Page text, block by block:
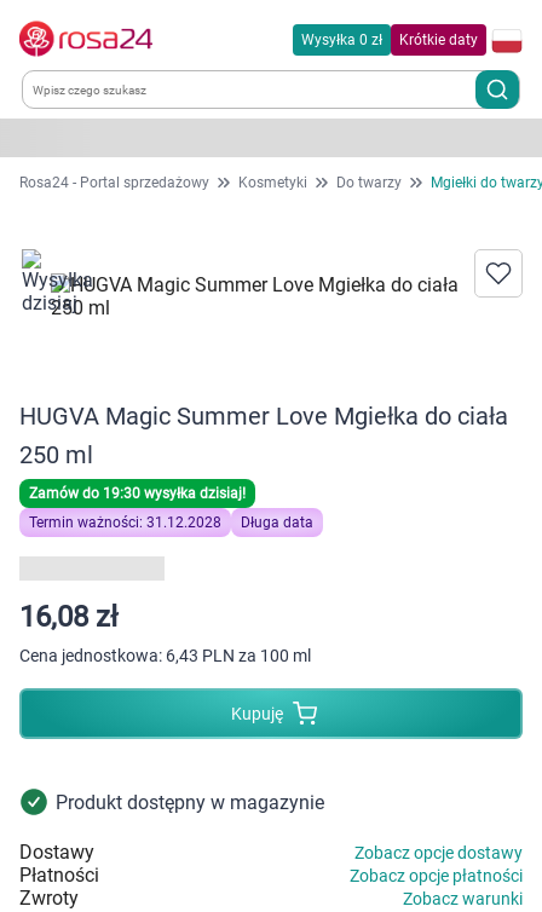
Wysyłka 0 zł Krótkie daty
Kategorie
Dla zwierząt
Zdrowie
Kobieta w ciąży i mama
Dziecko
Higiena
Kosmetyki
Mężczyzna
Zdrowy styl życia
Zabawki
Rosa24 - Portal sprzedażowy Kosmetyki Do twarzy Mgiełki do
HUGVA Magic Summer Love Mgiełka do ciała
250 ml
Zamów do 19:30 wysyłka dzisiaj!
Termin ważności: 31.12.2028
Długa data
16,08 zł
Cena jednostkowa: 6,43 PLN za 100 ml
Kupuję
Produkt dostępny w magazynie
Dostawy Zobacz opcje dostawy
Płatności Zobacz opcje płatności
Zwroty Zobacz warunki